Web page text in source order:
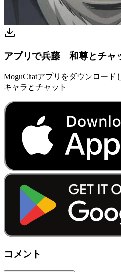
アプリで兵藤 和尊とチャ
MoguChatアプリをダウンロー
キャラとチャット
コメント